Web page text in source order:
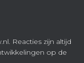
Reacties zijn altijd
op de